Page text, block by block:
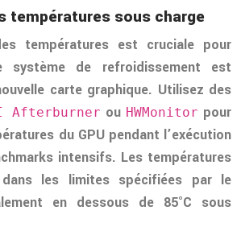
températures sous charge
températures est cruciale pour
système de refroidissement est
carte graphique. Utilisez des
Afterburner ou HWMonitor pour
du GPU pendant l’exécution
intensifs. Les températures
les limites spécifiées par le
en dessous de 85°C sous